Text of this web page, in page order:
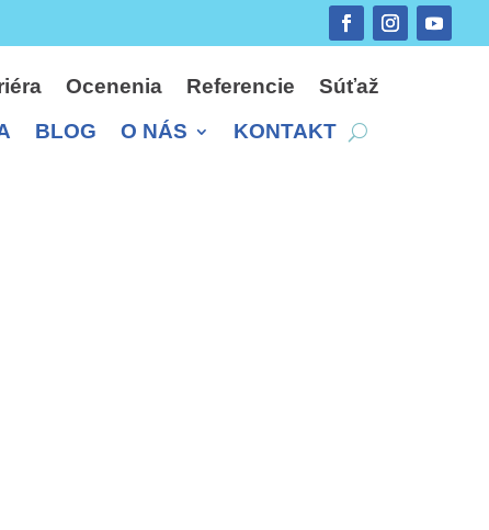
Ocenenia Referencie
Súťaž
BLOG O NÁS KONTAKT